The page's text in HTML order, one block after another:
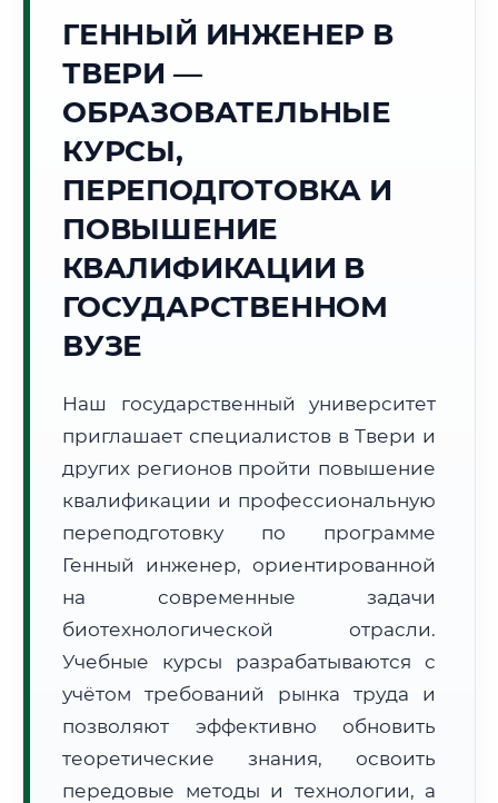
🏯
21:41:57
2026 г.
Погода в г. Тверь:☁️ +23°C
🌅 Восход:04:50 🌇 Закат:
📍 Региональная справка
Почтовые индексы:
170000–170999
Часовой пояс:
МСК (UTC+3)
Формат учебы:
Дистанционно
🗺️ Зона обслуживания: г. Тверь
Расчет логистики оригиналов:
• Маршрут транзита:~2 877 км
• Экспресс-доставка СДЭК / Почтой: 4–6 рабочих дней
ГЕННЫЙ ИНЖЕНЕР В
ТВЕРИ —
ОБРАЗОВАТЕЛЬНЫЕ
КУРСЫ,
ПЕРЕПОДГОТОВКА И
ПОВЫШЕНИЕ
КВАЛИФИКАЦИИ В
ГОСУДАРСТВЕННОМ
ВУЗЕ
Наш государственный университет
приглашает специалистов в Твери и
других регионов пройти повышение
квалификации и профессиональную
переподготовку по программе
Генный инженер, ориентированной
на современные задачи
биотехнологической отрасли.
Учебные курсы разрабатываются с
учётом требований рынка труда и
позволяют эффективно обновить
теоретические знания, освоить
передовые методы и технологии, а